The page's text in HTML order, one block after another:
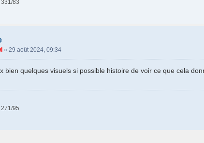
83
» 29 août 2024, 09:34
bien quelques visuels si possible histoire de voir ce que cela
95